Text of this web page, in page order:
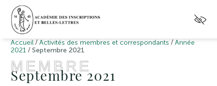
Accueil /Activités des membres et correspondants /Année
2021 /Septembre 2021
MEMBRE
Septembre 2021